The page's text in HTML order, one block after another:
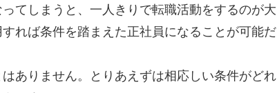
てしまうと、一人きりで転職活動をするのが大
れば条件を踏まえた正社員になることが可能だ
ありません。とりあえずは相応しい条件がどれ